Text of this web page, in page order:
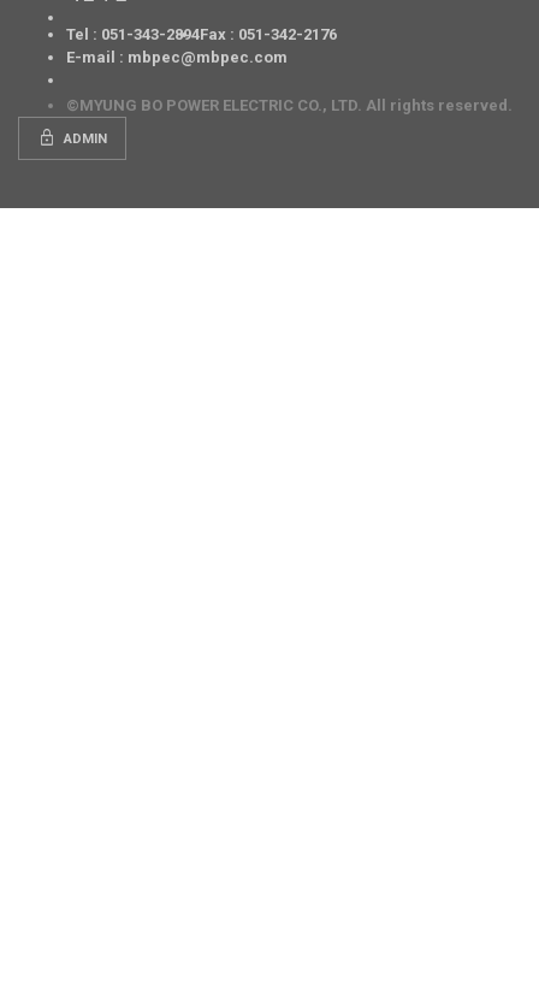
Tel : 051-343-2894Fax : 051-342-2176
E-mail : mbpec@mbpec.com
©MYUNG BO POWER ELECTRIC CO., LTD. All rights reserved.
lock ADMIN